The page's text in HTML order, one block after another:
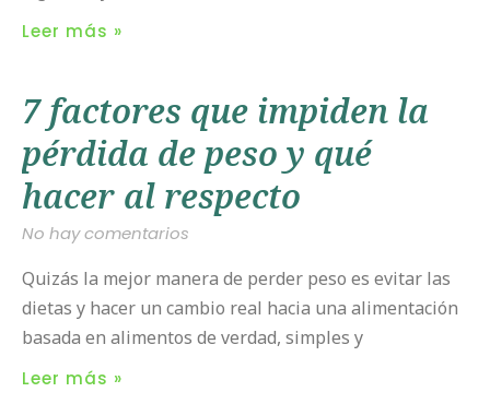
Leer más »
7 factores que impiden la
pérdida de peso y qué
hacer al respecto
No hay comentarios
Quizás la mejor manera de perder peso es evitar las
dietas y hacer un cambio real hacia una alimentación
basada en alimentos de verdad, simples y
Leer más »